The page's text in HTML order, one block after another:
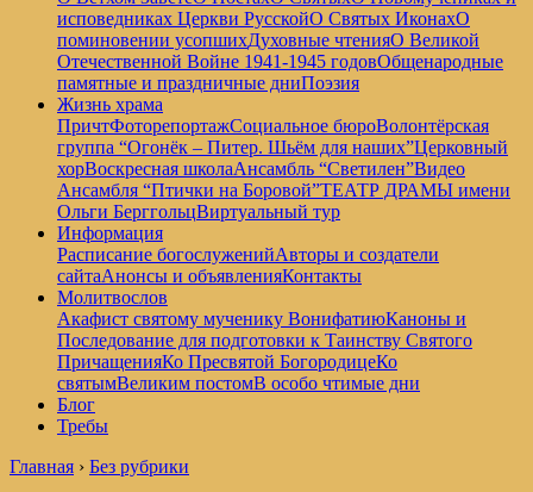
исповедниках Церкви РусскойО Святых ИконахО
поминовении усопшихДуховные чтенияО Великой
Отечественной Войне 1941-1945 годовОбщенародные
памятные и праздничные дниПоэзия
Жизнь храма
ПричтФоторепортажСоциальное бюроВолонтёрская
группа “Огонёк – Питер. Шьём для наших”Церковный
хорВоскресная школаАнсамбль “Светилен”Видео
Ансамбля “Птички на Боровой”ТЕАТР ДРАМЫ имени
Ольги БерггольцВиртуальный тур
Информация
Расписание богослуженийАвторы и создатели
сайтаАнонсы и объявленияКонтакты
Молитвослов
Акафист святому мученику ВонифатиюКаноны и
Последование для подготовки к Таинству Святого
ПричащенияКо Пресвятой БогородицеКо
святымВеликим постомВ особо чтимые дни
Блог
Требы
Главная › Без рубрики